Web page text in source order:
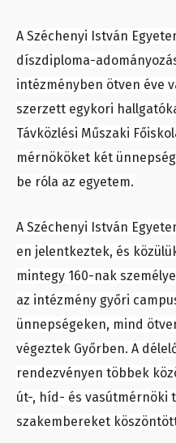
A Széchenyi István
díszdiploma-
intézményben ötven éve
szerzett egykori
Távközlési Műszaki
mérnököket két
be róla az egyetem.
A Széchenyi István
en jelentkeztek, és
mintegy 160-nak
az intézmény győri
ünnepségeken, mind
végeztek Győrben. A
rendezvényen többek
út-, híd- és vasútmérnöki
szakembereket